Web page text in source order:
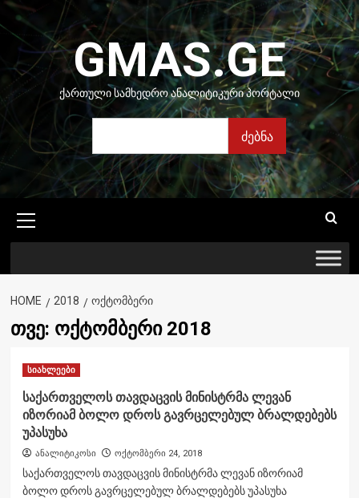
Skip
to
content
GMAS.GE
ᲥᲐᲠᲗᲣᲚᲘ ᲡᲐᲛᲮᲔᲓᲠᲝ ᲐᲜᲐᲚᲘᲢᲘᲙᲣᲠᲘ ᲞᲝᲠᲢᲐᲚᲘ
ძებნა
Menu
HOME 2018 ᲝᲥᲢᲝᲛᲑᲔᲠᲘ
თვე: ოქტომბერი 2018
სიახლეები
საქართველოს თავდაცვის მინისტრმა ლევან
იზორიამ ბოლო დროს გავრცელებულ ბრალდებებს
უპასუხა
ანალიტიკოსი ოქტომბერი 24, 2018
საქართველოს თავდაცვის მინისტრმა ლევან იზორიამ
ბოლო დროს გავრცელებულ ბრალდებებს უპასუხა